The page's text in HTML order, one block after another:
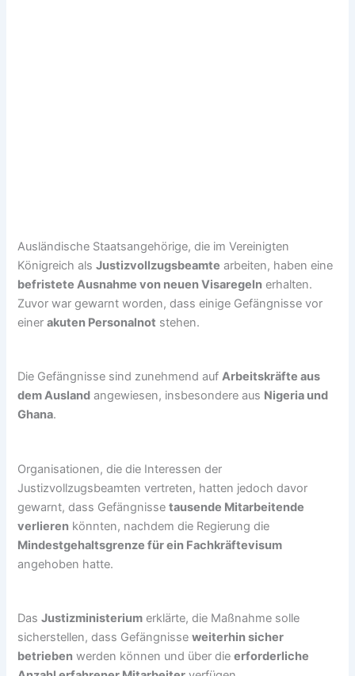
Ausländische Staatsangehörige, die im Vereinigten
Königreich alsJustizvollzugsbeamte arbeiten, haben eine
befristete Ausnahme von neuen Visaregeln erhalten.
Zuvor war gewarnt worden, dass einige Gefängnisse vor
einerakuten Personalnot stehen.
Die Gefängnisse sind zunehmend aufArbeitskräfte aus
dem Ausland angewiesen, insbesondere aus Nigeria und
Ghana.
Organisationen, die die Interessen der
Justizvollzugsbeamten vertreten, hatten jedoch davor
gewarnt, dass Gefängnissetausende Mitarbeitende
verlieren könnten, nachdem die Regierung die
Mindestgehaltsgrenze für ein Fachkräftevisum
angehoben hatte.
DasJustizministerium erklärte, die Maßnahme solle
sicherstellen, dass Gefängnisseweiterhin sicher
betrieben werden können und über dieerforderliche